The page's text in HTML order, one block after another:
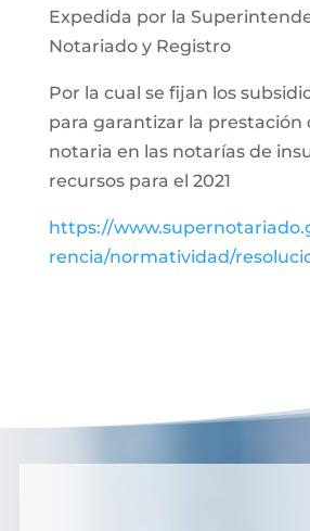
Expedida por la
Notariado y Registro
Por la cual se fijan los
para garantizar la prestación
notaria en las notarías de
recursos para el 2021
https://
rencia/normatividad/